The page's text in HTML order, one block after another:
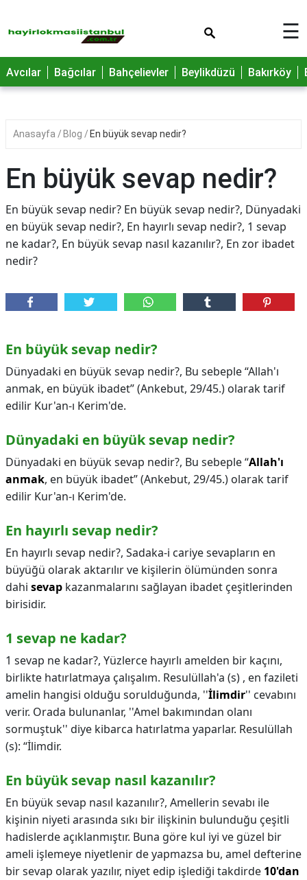
☰
Avcılar Bağcılar Bahçelievler Beylikdüzü Bakırköy
Anasayfa Blog En büyük sevap nedir?
En büyük sevap nedir?
En büyük sevap nedir? En büyük sevap nedir?, Dünyadaki
en büyük sevap nedir?, En hayırlı sevap nedir?, 1 sevap
ne kadar?, En büyük sevap nasıl kazanılır?, En zor ibadet
nedir?
En büyük sevap nedir?
Dünyadaki en büyük sevap nedir?, Bu sebeple “Allah'ı
anmak, en büyük ibadet” (Ankebut, 29/45.) olarak tarif
edilir Kur'an-ı Kerim'de.
Dünyadaki en büyük sevap nedir?
Dünyadaki en büyük sevap nedir?, Bu sebeple “Allah'ı
anmak, en büyük ibadet” (Ankebut, 29/45.) olarak tarif
edilir Kur'an-ı Kerim'de.
En hayırlı sevap nedir?
En hayırlı sevap nedir?, Sadaka-i cariye sevapların en
büyüğü olarak aktarılır ve kişilerin ölümünden sonra
dahi sevap kazanmalarını sağlayan ibadet çeşitlerinden
birisidir.
1 sevap ne kadar?
1 sevap ne kadar?, Yüzlerce hayırlı amelden bir kaçını,
birlikte hatırlatmaya çalışalım. Resulüllah'a (s) , en fazileti
amelin hangisi olduğu sorulduğunda, ''İlimdir'' cevabını
verir. Orada bulunanlar, ''Amel bakımından olanı
sormuştuk'' diye kibarca hatırlatma yaparlar. Resulüllah
(s): “İlimdir.
En büyük sevap nasıl kazanılır?
En büyük sevap nasıl kazanılır?, Amellerin sevabı ile
kişinin niyeti arasında sıkı bir ilişkinin bulunduğu çeşitli
hadislerde açıklanmıştır. Buna göre kul iyi ve güzel bir
ameli işlemeye niyetlenir de yapmazsa bu, amel defterine
bir sevap olarak yazılır, niyet edip işlediği takdirde 10'dan